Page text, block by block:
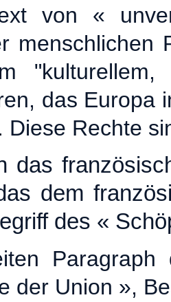
von «
menschlichen
"kulturellem,
das Europa
Diese Rechte
das
dem
des «
der Union »,